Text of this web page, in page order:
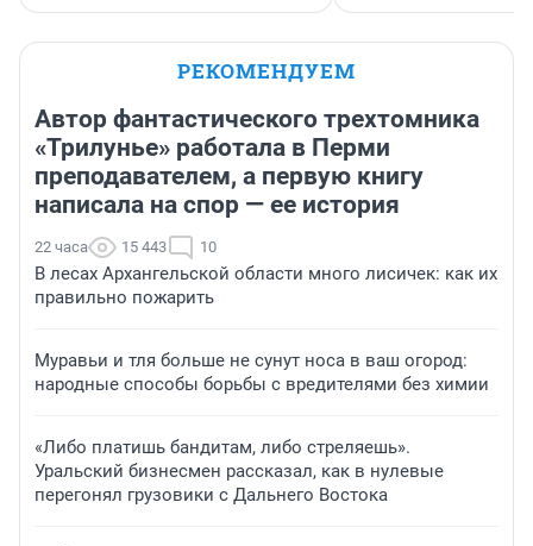
РЕКОМЕНДУЕМ
Автор фантастического трехтомника
«Трилунье» работала в Перми
преподавателем, а первую книгу
написала на спор — ее история
22 часа 15 443 10
В лесах Архангельской области много лисичек: как их
правильно пожарить
Муравьи и тля больше не сунут носа в ваш огород:
народные способы борьбы с вредителями без химии
«Либо платишь бандитам, либо стреляешь».
Уральский бизнесмен рассказал, как в нулевые
перегонял грузовики с Дальнего Востока